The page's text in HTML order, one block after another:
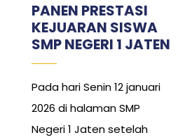
PANEN PRESTASI
KEJUARAN SISWA
SMP NEGERI 1 JATEN
Pada hari Senin 12 januari
2026 di halaman SMP
Negeri 1 Jaten setelah